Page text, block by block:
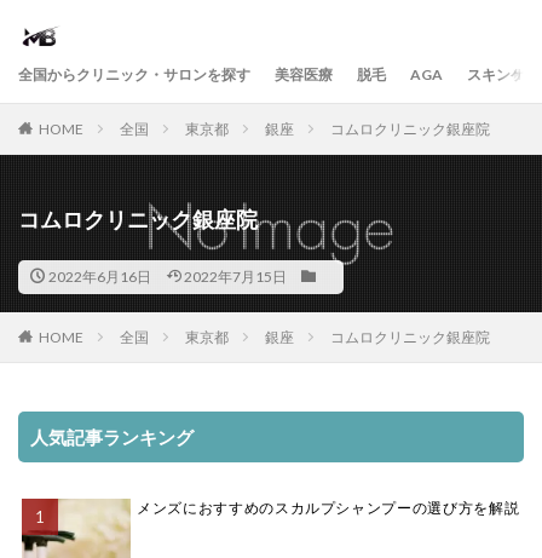
全国からクリニック・サロンを探す 美容医療 脱毛 AGA スキンケア
HOME 全国 東京都 銀座 コムロクリニック銀座院
コムロクリニック銀座院
2022年6月16日 2022年7月15日
HOME 全国 東京都 銀座 コムロクリニック銀座院
人気記事ランキング
メンズにおすすめのスカルプシャンプーの選び方を解説